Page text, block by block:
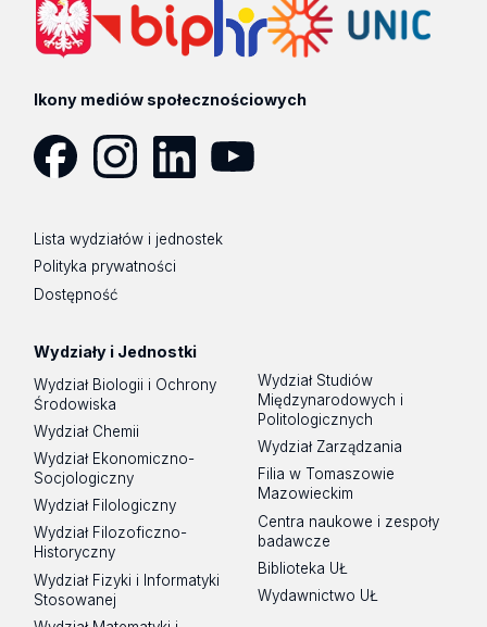
Ikony mediów społecznościowych
Lista wydziałów i jednostek
Polityka prywatności
Dostępność
Wydziały i Jednostki
Wydział Biologii i Ochrony
Środowiska
Wydział Chemii
Wydział Ekonomiczno-
Socjologiczny
Wydział Filologiczny
Wydział Filozoficzno-
Historyczny
Wydział Fizyki i Informatyki
Stosowanej
Wydział Studiów
Międzynarodowych i
Politologicznych
Wydział Zarządzania
Filia w Tomaszowie
Mazowieckim
Centra naukowe i zespoły
badawcze
Biblioteka UŁ
Wydawnictwo UŁ